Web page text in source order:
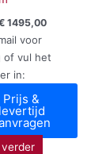
1495,00
voor
of vul het
in:
Prijs &
levertijd
verder